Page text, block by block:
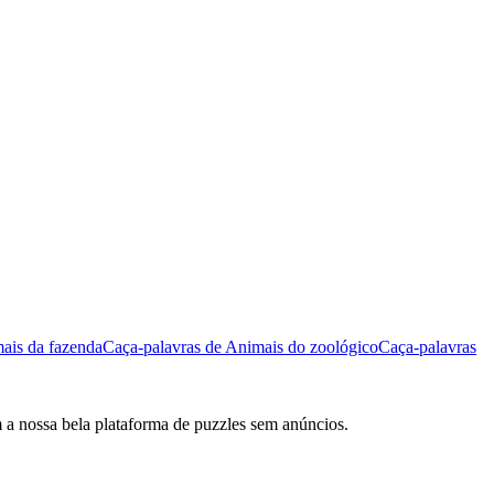
da fazendaCaça-palavras de Animais do zoológicoCaça-palavras
bela plataforma de puzzles sem anúncios.